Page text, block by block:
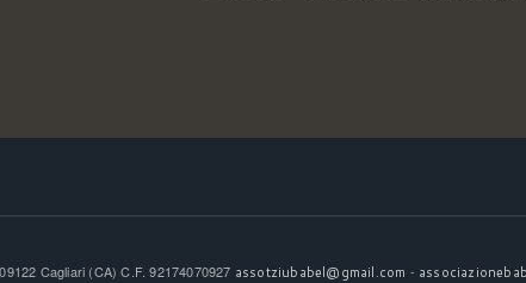
Cagliari (CA) C.F. 92174070927 assotziubabel@gmail.com -